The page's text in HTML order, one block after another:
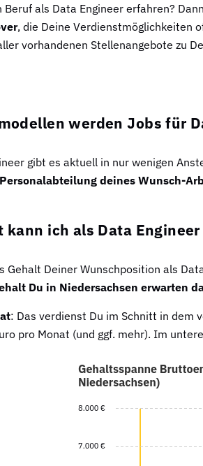
als Data Engineer erfahren?
, die Deine Verdienstmöglichkeiten
vorhandenen Stellenangebote zu
werden Jobs für
gibt es aktuell in nur wenigen
deines Wunsch-
ich als Data
Gehalt Deiner Wunschposition als
Du in Niedersachsen erwarten
: Das verdienst Du im Schnitt in dem
pro Monat (und ggf. mehr). Im